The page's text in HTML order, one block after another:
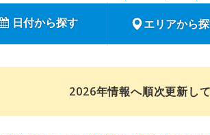
日付から探す エリアから
2026年情報へ順次更新し